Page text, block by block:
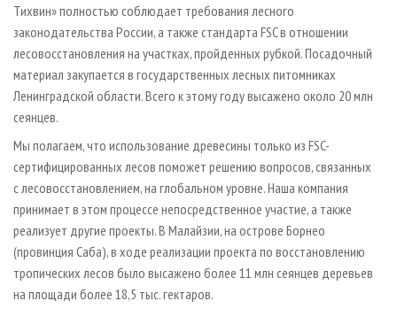
Тихвин» полностью соблюдает требования лесного
законодательства России, а также стандарта FSC в отношении
лесовосстановления на участках, пройденных рубкой. Посадочный
материал закупается в государственных лесных питомниках
Ленинградской области. Всего к этому году высажено около 20 млн
сеянцев.
Мы полагаем, что использование древесины только из FSC-
сертифицированных лесов поможет решению вопросов, связанных
с лесовосстановлением, на глобальном уровне. Наша компания
принимает в этом процессе непосредственное участие, а также
реализует другие проекты. В Малайзии, на острове Борнео
(провинция Саба), в ходе реализации проекта по восстановлению
тропических лесов было высажено более 11 млн сеянцев деревьев
на площади более 18,5 тыс. гектаров.